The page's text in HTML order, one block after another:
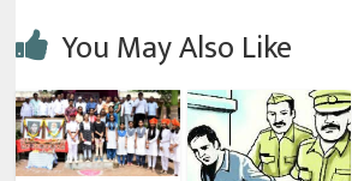
You May Also Like